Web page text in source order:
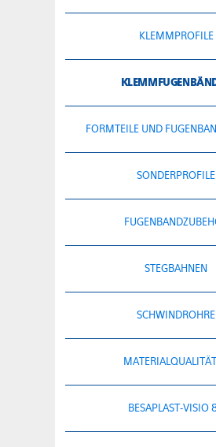
KLEMMPROFILE
FORMTEILE UND
SONDERPROFILE
STEGBAHNEN
SCHWINDROHRE
BESAPLAST-VISIO